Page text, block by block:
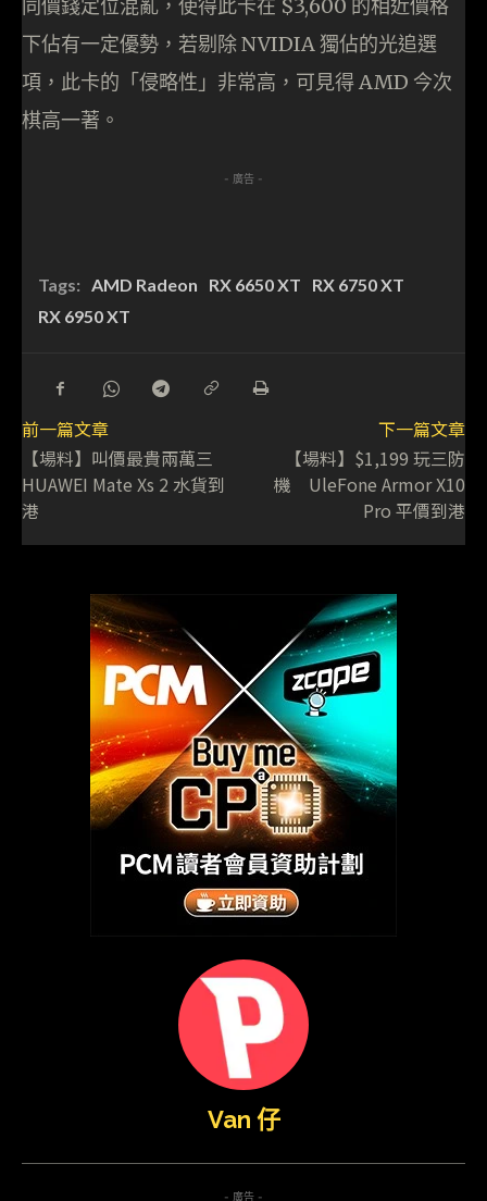
同價錢定位混亂，使得此卡在 $3,600 的相近價格
下佔有一定優勢，若剔除 NVIDIA 獨佔的光追選
項，此卡的「侵略性」非常高，可見得 AMD 今次
棋高一著。
- 廣告 -
Tags: AMD Radeon RX 6650 XT
RX 6750 XT
RX 6950 XT
前一篇文章
【場料】叫價最貴兩萬三
HUAWEI Mate Xs 2 水貨到
港
下一篇文章
【場料】$1,199 玩三防
機 UleFone Armor X10
Pro 平價到港
Van 仔
- 廣告 -